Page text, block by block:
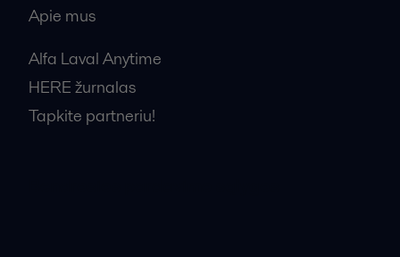
Apie mus
Alfa Laval Anytime
HERE žurnalas
Tapkite partneriu!